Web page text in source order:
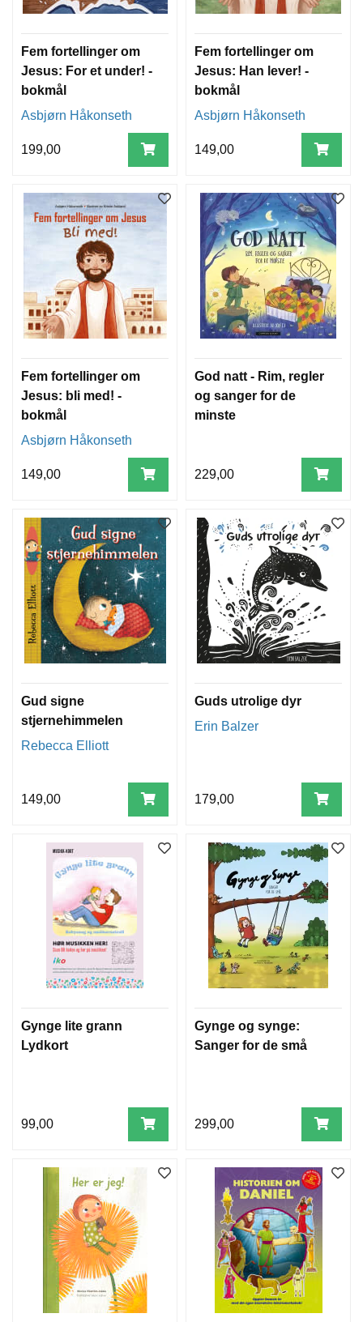
Fem fortellinger om
Jesus: For et under! -
bokmål
Asbjørn Håkonseth
199,00
Fem fortellinger om
Jesus: Han lever! -
bokmål
Asbjørn Håkonseth
149,00
Fem fortellinger om
Jesus: bli med! -
bokmål
Asbjørn Håkonseth
149,00
God natt - Rim, regler
og sanger for de
minste
229,00
Gud signe
stjernehimmelen
Rebecca Elliott
149,00
Guds utrolige dyr
Erin Balzer
179,00
Gynge lite grann
Lydkort
99,00
Gynge og synge:
Sanger for de små
299,00